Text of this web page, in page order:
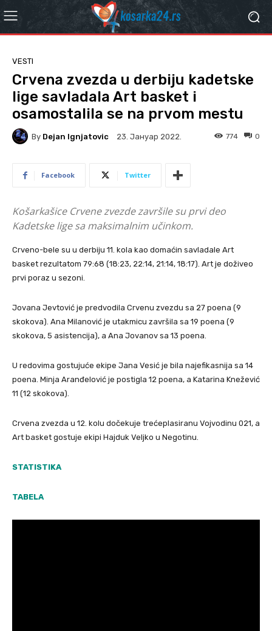
VESTI
Crvena zvezda u derbiju kadetske
lige savladala Art basket i
osamostalila se na prvom mestu
By Dejan Ignjatovic 23. Јануар 2022. 0
774
Facebook Twitter
Košarkašice Crvene zvezde završile su prvi deo
Kadetske lige sa maksimalnim učinkom.
Crveno-bele su u derbiju 11. kola kao domaćin savladale Art
basket rezultatom 79:68 (18:23, 22:14, 21:14, 18:17). Art je doživeo
prvi poraz u sezoni.
Jovana Jevtović je predvodila Crvenu zvezdu sa 27 poena (9
skokova). Ana Milanović je utakmicu završila sa 19 poena (9
skokova, 5 asistencija), a Ana Jovanov sa 13 poena.
U redovima gostujuće ekipe Jana Vesić je bila najefikasnija sa 14
poena. Minja Aranđelović je postigla 12 poena, a Katarina Knežević
11 (12 skokova).
Crvena zvezda u 12. kolu dočekuje trećeplasiranu Vojvodinu 021, a
Art basket gostuje ekipi Hajduk Veljko u Negotinu.
STATISTIKA
TABELA